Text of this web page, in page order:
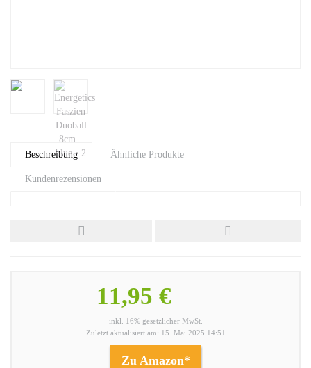
Beschreibung Ähnliche Produkte
Kundenrezensionen
11,95 €
inkl. 16% gesetzlicher MwSt.
Zuletzt aktualisiert am: 15. Mai 2025 14:51
Zu Amazon*